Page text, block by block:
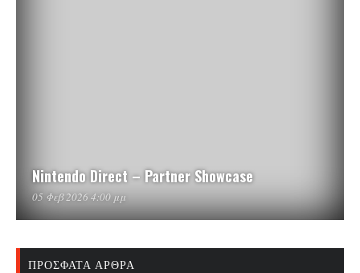
Nintendo Direct – Partner Showcase
05 Φεβ 2026 4:00 μμ
ΠΡΌΣΦΑΤΑ ΆΡΘΡΑ